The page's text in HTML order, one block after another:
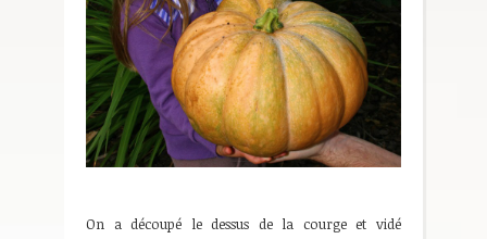
On a découpé le dessus de la courge et vidé